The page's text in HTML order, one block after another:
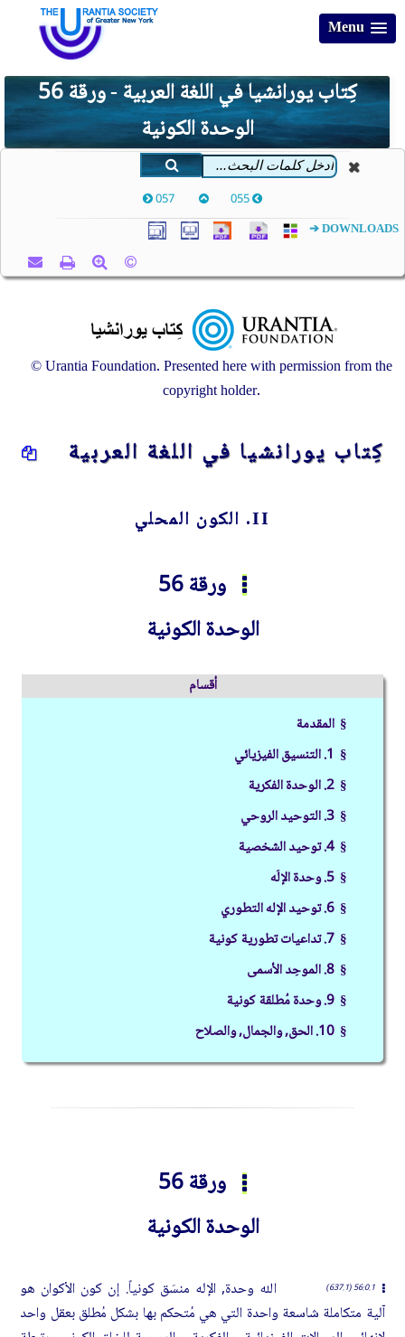
Menu
كِتاب يورانشيا في اللغة العربية - ورقة 56
الوحدة الكونية
057
DOWNLOADS ➔
© Urantia Foundation. Presented here with permission from the
copyright holder.
كِتاب يورانشيا في اللغة العربية
II. الكون المحلي
ورقة 56
الوحدة الكونية
أقسام
§ المقدمة
§ 1. التنسيق الفيزيائي
§ 2. الوحدة الفكرية
§ 3. التوحيد الروحي
§ 4. توحيد الشخصية
§ 5. وحدة الإلَه
§ 6. توحيد الإله التطوري
§ 7. تداعيات تطورية كونية
§ 8. الموحِد الأسمى
§ 9. وحدة مُطلقة كونية
§ 10. الحق, والجمال, والصلاح
ورقة 56
الوحدة الكونية
56:0.1 (637.1)
الله وحدة, الإله منسَق كونياً. إن كون الأكوان هو
آلية متكاملة شاسعة واحدة التي هي مُتحكم بها بشكل مُطلق بعقل واحد